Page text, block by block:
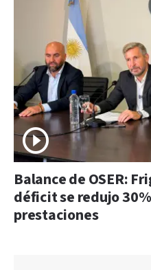
Balance de OSER:
déficit se redujo
prestaciones